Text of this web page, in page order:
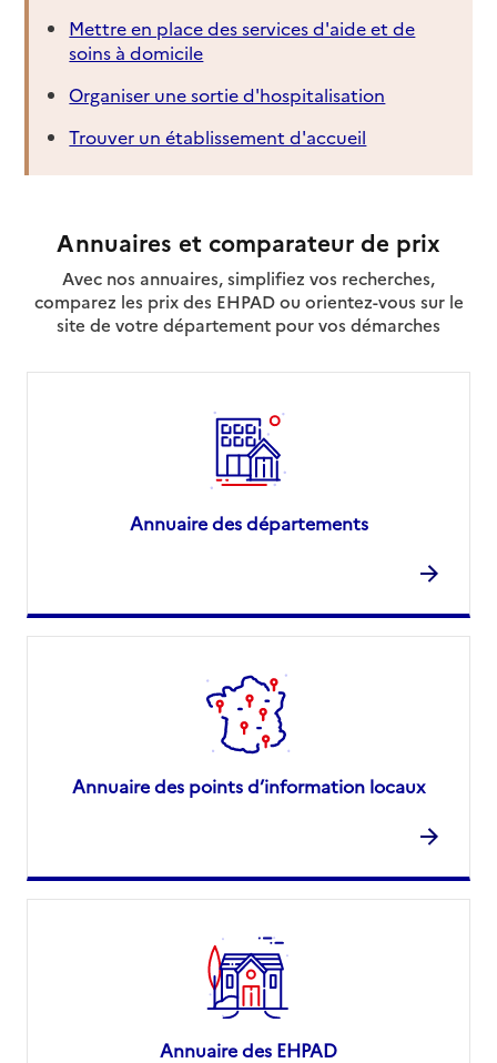
Mettre en place des services d'aide et de
soins à domicile
Organiser une sortie d'hospitalisation
Trouver un établissement d'accueil
Annuaires et comparateur de prix
Avec nos annuaires, simplifiez vos recherches,
comparez les prix des EHPAD ou orientez-vous sur le
site de votre département pour vos démarches
Annuaire des départements
Annuaire des points d’information locaux
Annuaire des EHPAD